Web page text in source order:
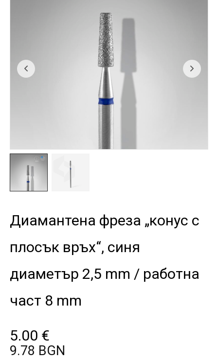
Диамантена фреза „конус с
плосък връх“, синя
диаметър 2,5 mm / работна
част 8 mm
5.00 €
9.78 BGN